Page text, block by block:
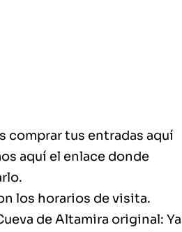
comprar tus entradas aquí
aquí el enlace donde
los horarios de visita.
de Altamira original: Ya